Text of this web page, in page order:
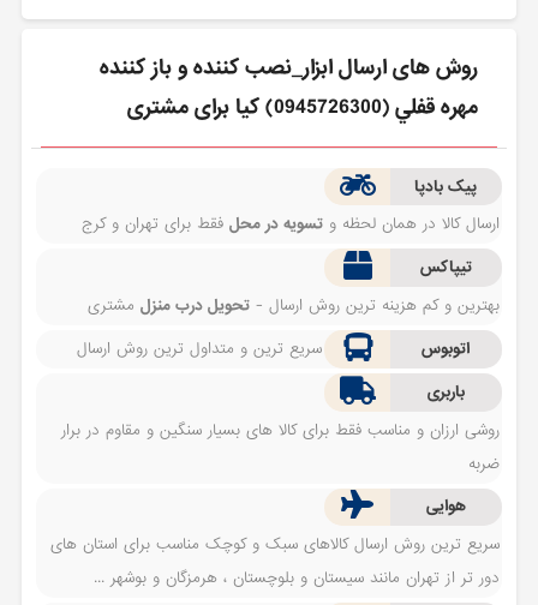
روش های ارسال ابزار_نصب كننده و باز كننده
مهره قفلي (0945726300) کیا برای مشتری
پیک بادپا
ارسال کالا در همان لحظه وتسویه در محل فقط برای تهران و کرج
تیپاکس
بهترین و کم هزینه ترین روش ارسال -تحویل درب منزل مشتری
اتوبوس
سریع ترین و متداول ترین روش ارسال
باربری
روشی ارزان و مناسب فقط برای کالا های بسیار سنگین و مقاوم در برار
ضربه
هوایی
سریع ترین روش ارسال کالاهای سبک و کوچک مناسب برای استان های
دور تر از تهران مانند سیستان و بلوچستان ، هرمزگان و بوشهر ...